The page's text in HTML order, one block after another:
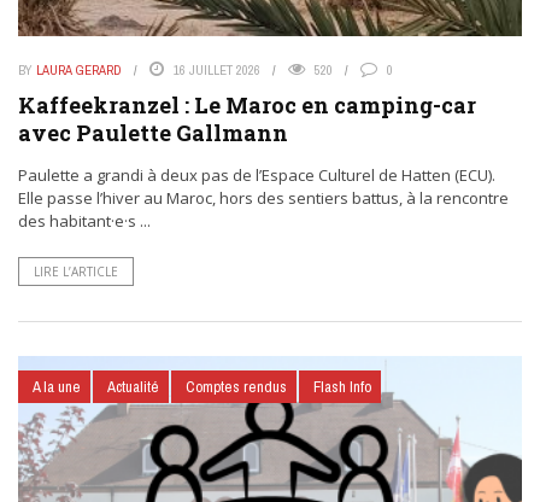
BY LAURA GERARD 16 JUILLET 2026 520 0
Kaffeekranzel : Le Maroc en camping-car
avec Paulette Gallmann
Paulette a grandi à deux pas de l’Espace Culturel de Hatten (ECU).
Elle passe l’hiver au Maroc, hors des sentiers battus, à la rencontre
des habitant·e·s ...
LIRE L’ARTICLE
A la une Actualité Comptes rendus Flash Info